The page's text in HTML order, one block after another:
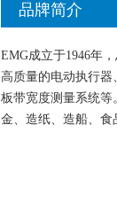
品牌简介
EMG成立于1946年
高质量的电动执行器
板带宽度测量系统
金、造纸、造船、